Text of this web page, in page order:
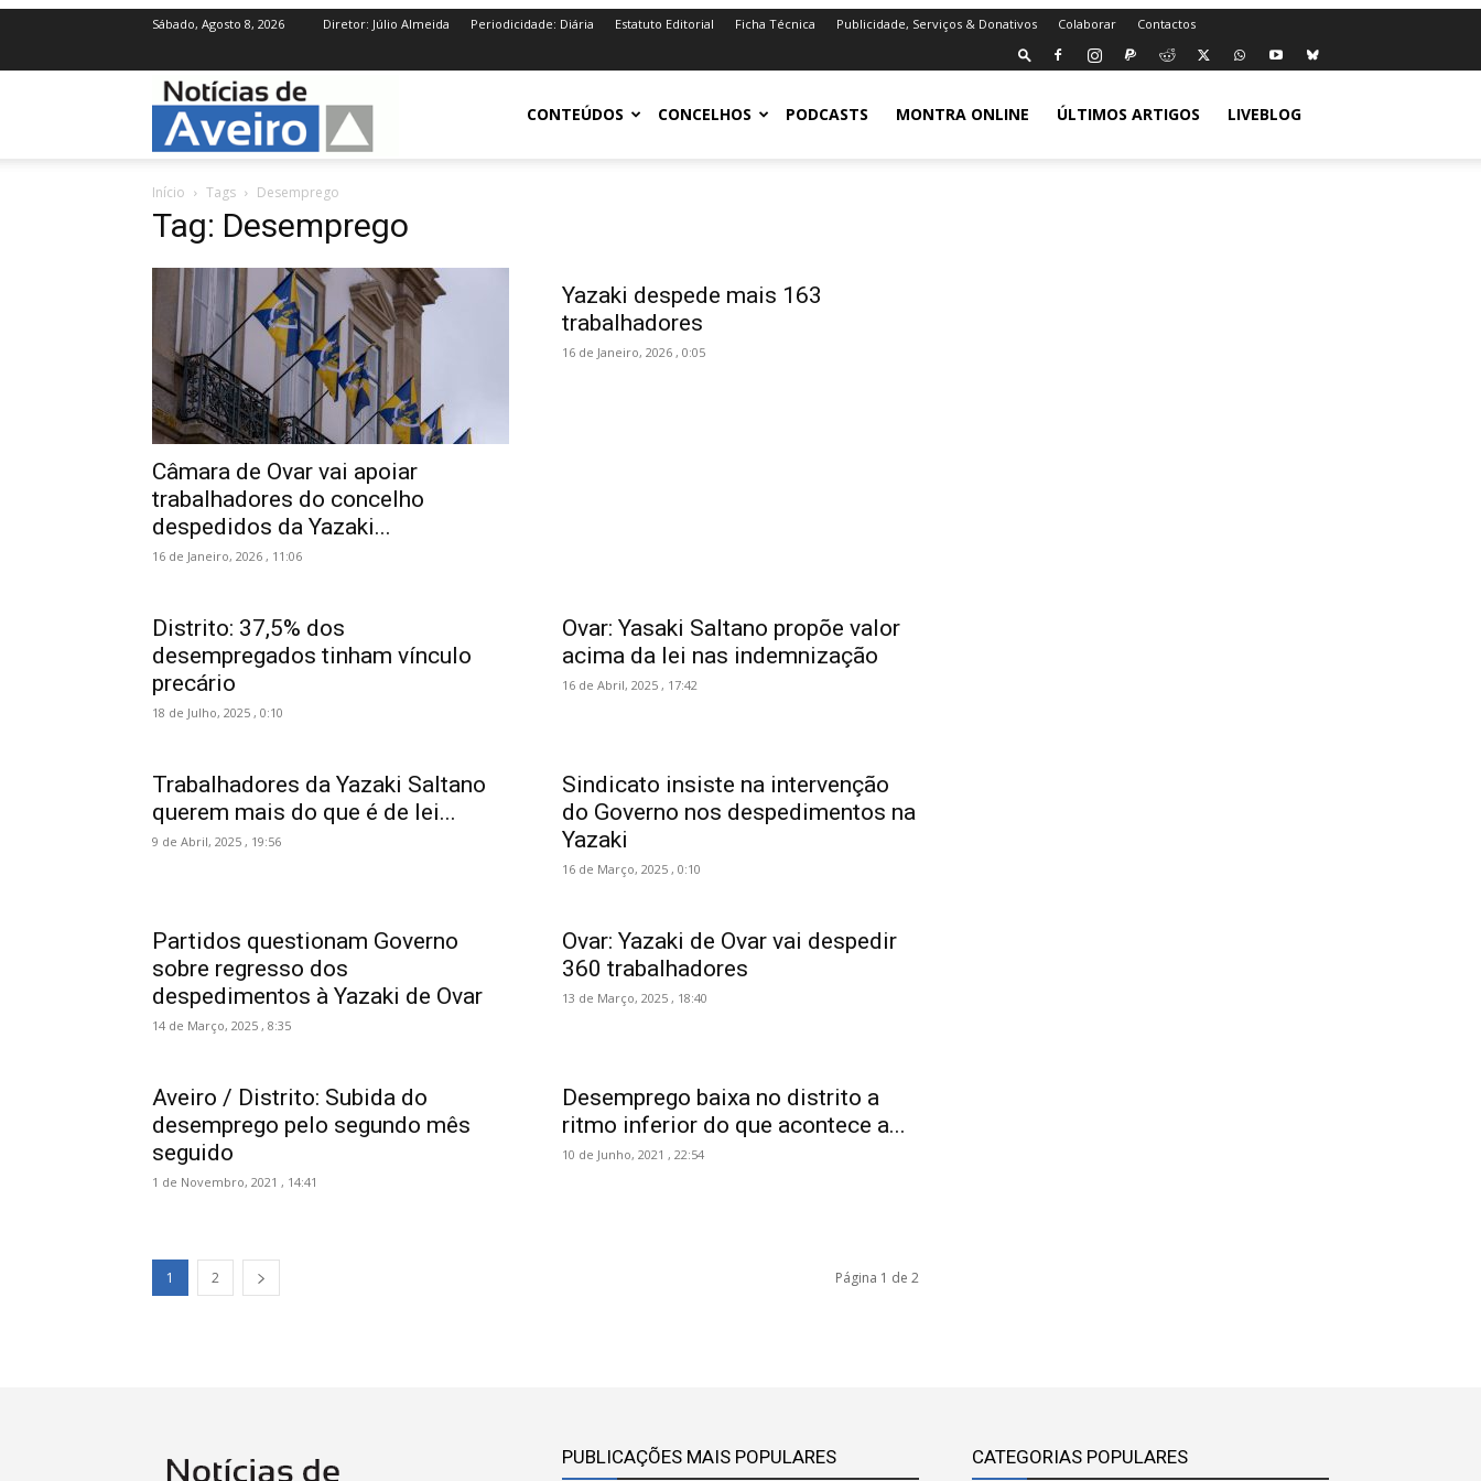
Sábado, Agosto 8, 2026 Diretor: Júlio Almeida Periodicidade: Diária Estatuto Editorial Ficha Técnica Publicidade, Serviços & Donativos Colaborar Contactos
NotíciasdeAveiro.ptCONTEÚDOS CONCELHOS PODCASTS MONTRA ONLINE ÚLTIMOS ARTIGOS LIVEBLOG
Início Tags Desemprego
Tag: Desemprego
Câmara de Ovar vai apoiar
trabalhadores do concelho
despedidos da Yazaki...
16 de Janeiro, 2026 , 11:06
Yazaki despede mais 163
trabalhadores
16 de Janeiro, 2026 , 0:05
Distrito: 37,5% dos
desempregados tinham vínculo
precário
18 de Julho, 2025 , 0:10
Ovar: Yasaki Saltano propõe valor
acima da lei nas indemnização
16 de Abril, 2025 , 17:42
Trabalhadores da Yazaki Saltano
querem mais do que é de lei...
9 de Abril, 2025 , 19:56
Sindicato insiste na intervenção
do Governo nos despedimentos na
Yazaki
16 de Março, 2025 , 0:10
Partidos questionam Governo
sobre regresso dos
despedimentos à Yazaki de Ovar
14 de Março, 2025 , 8:35
Ovar: Yazaki de Ovar vai despedir
360 trabalhadores
13 de Março, 2025 , 18:40
Aveiro / Distrito: Subida do
desemprego pelo segundo mês
seguido
1 de Novembro, 2021 , 14:41
Desemprego baixa no distrito a
ritmo inferior do que acontece a...
10 de Junho, 2021 , 22:54
1 2 Página 1 de 2
PUBLICAÇÕES MAIS POPULARES CATEGORIAS POPULARES